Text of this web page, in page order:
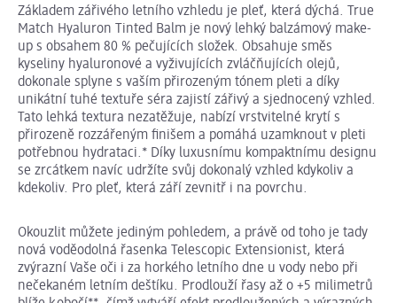
Základem zářivého letního vzhledu je pleť, která dýchá. True
Match Hyaluron Tinted Balm je nový lehký balzámový make-
up s obsahem 80 % pečujících složek. Obsahuje směs
kyseliny hyaluronové a vyživujících zvláčňujících olejů,
dokonale splyne s vaším přirozeným tónem pleti a díky
unikátní tuhé textuře séra zajistí zářivý a sjednocený vzhled.
Tato lehká textura nezatěžuje, nabízí vrstvitelné krytí s
přirozeně rozzářeným finišem a pomáhá uzamknout v pleti
potřebnou hydrataci.* Díky luxusnímu kompaktnímu designu
se zrcátkem navíc udržíte svůj dokonalý vzhled kdykoliv a
kdekoliv. Pro pleť, která září zevnitř i na povrchu.
Okouzlit můžete jediným pohledem, a právě od toho je tady
nová voděodolná řasenka Telescopic Extensionist, která
zvýrazní Vaše oči i za horkého letního dne u vody nebo při
nečekaném letním deštíku. Prodlouží řasy až o +5 milimetrů